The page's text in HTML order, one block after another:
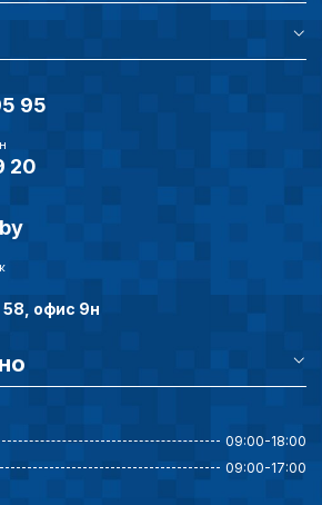
95
20
58, офис 9н
09:00-18:00
09:00-17:00